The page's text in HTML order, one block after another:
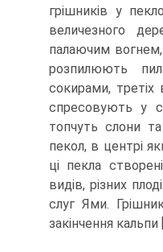
гріш­ників у
величезного
пала­ючим вогнем,
розпилюють
сокирами, третіх
спресовують у
топчуть слони
пекол, в центрі
ці пекла
видів, різних
слуг Ями.
закінчення кальпи